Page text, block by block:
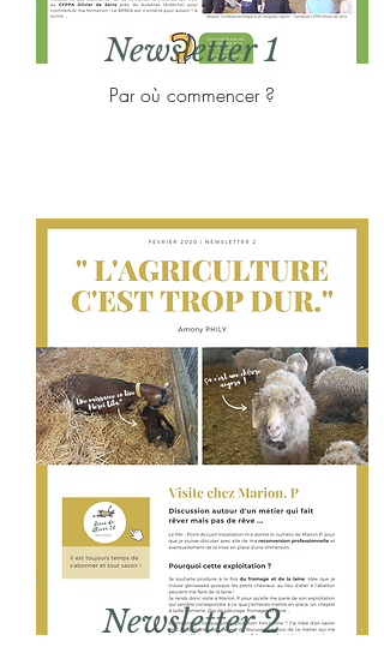
Newsletter 1
Par où commencer ?
Newsletter 2